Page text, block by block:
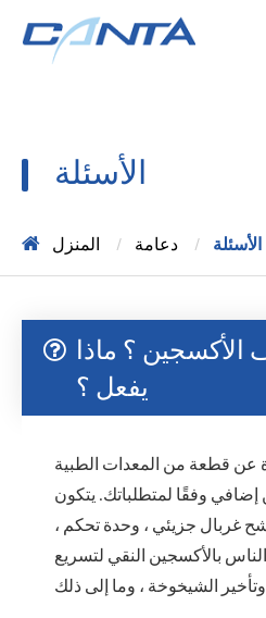
الأسئلة
المنزل دعامة الأسئلة
الأكسجين ؟ ماذا
يفعل ؟
عن قطعة من المعدات الطبية
وفقًا لمتطلباتك. يتكون
غربال جزيئي ، وحدة تحكم ،
الناس بالأكسجين النقي لتسريع